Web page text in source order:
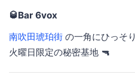
🥃Bar 6vox
南吹田琥珀街 の一角にひっそ
火曜日限定の秘密基地 🔫